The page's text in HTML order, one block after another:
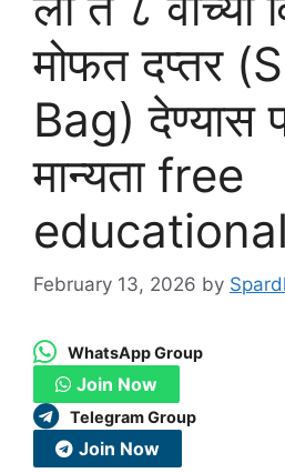
मोफत दप्तर
Bag) देण्यास
मान्यता free
February 13, 2026 by
WhatsApp Group
Join Now
Telegram Group
Join Now